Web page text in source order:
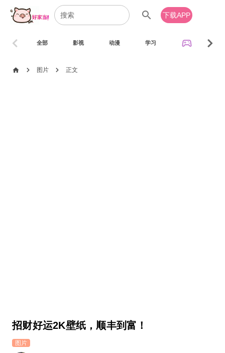
search 下载APP
全部 影视 动漫 学习 sports_esports
chevron_left chevron_right
home chevron_right 图片 chevron_right 正文
招财好运2K壁纸，顺丰到富！
图片